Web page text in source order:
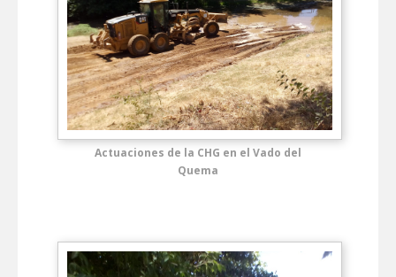
Actuaciones de la CHG en el Vado del
Quema